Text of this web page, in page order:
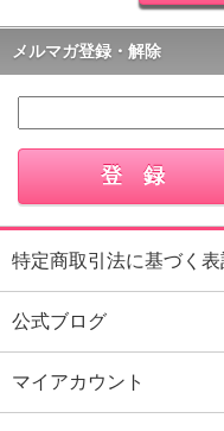
メルマガ登録・解除
特定商取引法に基づく表
公式ブログ
マイアカウント